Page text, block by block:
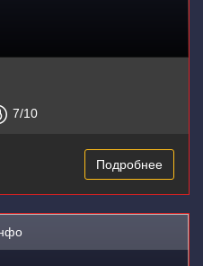
7/10
Подробнее